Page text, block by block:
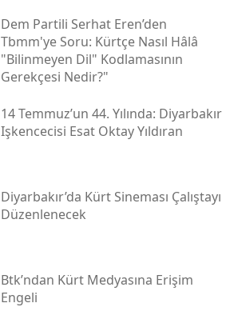
Dem Partili Serhat Eren’den
Tbmm'ye Soru: Kürtçe Nasıl Hâlâ
"bilinmeyen Dil" Kodlamasının
Gerekçesi Nedir?"
14 Temmuz’un 44. Yılında: Diyarbakır
Işkencecisi Esat Oktay Yıldıran
Diyarbakır’da Kürt Sineması Çalıştayı
Düzenlenecek
Btk’ndan Kürt Medyasına Erişim
Engeli